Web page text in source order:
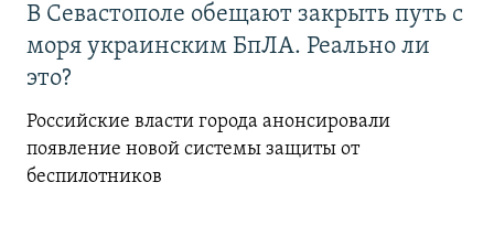
В Севастополе обещают закрыть путь с
моря украинским БпЛА. Реально ли
это?
Российские власти города анонсировали
появление новой системы защиты от
беспилотников